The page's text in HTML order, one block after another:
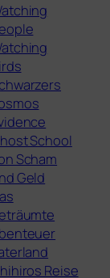
School
Scham
Geld
Reise